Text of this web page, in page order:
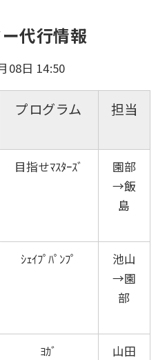
代行情報
08日 14:50
プログラム 担当
目指せﾏｽﾀｰｽﾞ
園部
→飯
島
ｼｪｲﾌﾟﾊﾟﾝﾌﾟ
池山
→園
部
ﾖｶﾞ
山田